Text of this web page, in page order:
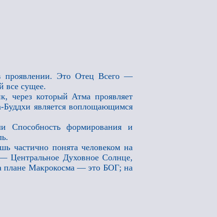
Это Отец Всего —
все сущее.
через который Атма проявляет
является воплощающимся
формирования и
частично понята человеком на
Центральное Духовное Солнце,
плане Макрокосма — это БОГ; на